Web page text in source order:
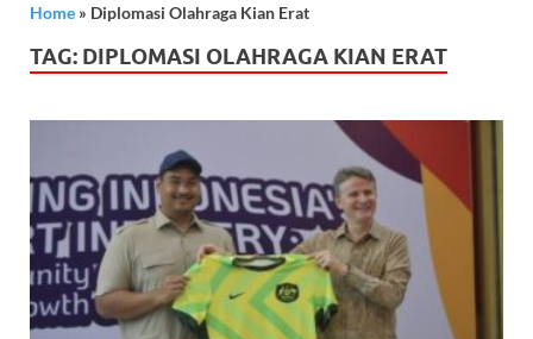
Home » Diplomasi Olahraga Kian Erat
TAG: DIPLOMASI OLAHRAGA KIAN ERAT